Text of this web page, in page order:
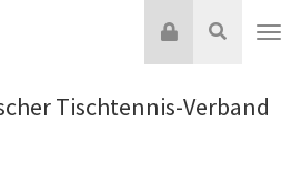
Suche
Login
Tischtennis-Verband